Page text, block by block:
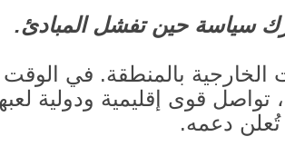
سياسة حين تفشل المبادئ.
الخارجية بالمنطقة. في الوقت
قوى إقليمية ودولية
تُعلن دعمه.